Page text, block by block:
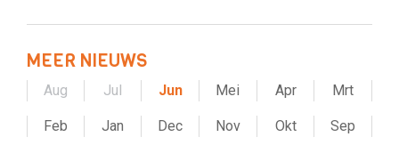
MEER NIEUWS
Aug Jul Jun Mei Apr Mrt
Feb Jan Dec Nov Okt Sep